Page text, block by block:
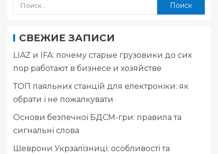
СВЕЖИЕ ЗАПИСИ
LIAZ и IFA: почему старые грузовики до сих
пор работают в бизнесе и хозяйстве
ТОП паяльних станцій для електроніки: як
обрати і не пожалкувати
Основи безпечної БДСМ-гри: правила та
сигнальні слова
Шеврони Укрзалізниці: особливості та